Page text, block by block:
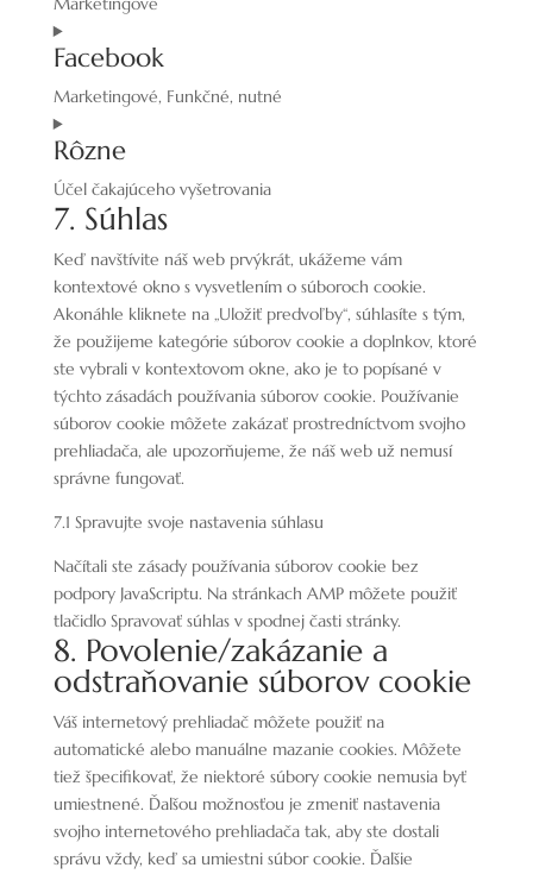
wordpress
Consent
to
service
recaptcha
Facebook
Marketingové, Funkčné, nutné
Consent
to
service
facebook
Rôzne
Účel čakajúceho vyšetrovania
Consent
service
rôzne
7. Súhlas
Keď navštívite náš web prvýkrát, ukážeme vám
kontextové okno s vysvetlením o súboroch cookie.
Akonáhle kliknete na „Uložiť predvoľby“, súhlasíte s tým,
že použijeme kategórie súborov cookie a doplnkov, ktoré
ste vybrali v kontextovom okne, ako je to popísané v
týchto zásadách používania súborov cookie. Používanie
súborov cookie môžete zakázať prostredníctvom svojho
prehliadača, ale upozorňujeme, že náš web už nemusí
správne fungovať.
7.1 Spravujte svoje nastavenia súhlasu
Načítali ste zásady používania súborov cookie bez
podpory JavaScriptu. Na stránkach AMP môžete použiť
tlačidlo Spravovať súhlas v spodnej časti stránky.
8. Povolenie/zakázanie a
odstraňovanie súborov cookie
Váš internetový prehliadač môžete použiť na
automatické alebo manuálne mazanie cookies. Môžete
tiež špecifikovať, že niektoré súbory cookie nemusia byť
umiestnené. Ďalšou možnosťou je zmeniť nastavenia
svojho internetového prehliadača tak, aby ste dostali
správu vždy, keď sa umiestni súbor cookie. Ďalšie